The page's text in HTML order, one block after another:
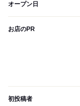
オープン日
お店のPR
初投稿者